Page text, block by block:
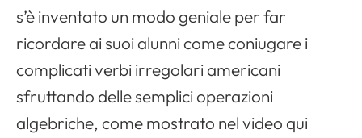
s’è inventato un modo geniale per far
ricordare ai suoi alunni come coniugare i
complicati verbi irregolari americani
sfruttando delle semplici operazioni
algebriche, come mostrato nel video qui